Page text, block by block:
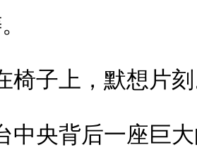
椅子上，默想片
中央背后一座巨